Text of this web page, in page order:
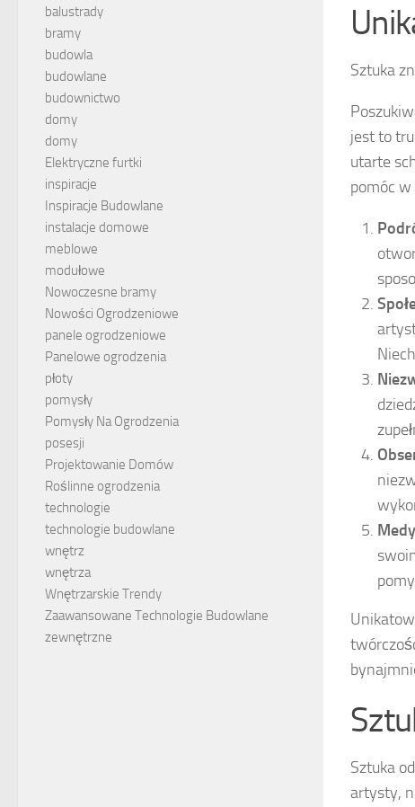
Sztuka
jest to
utarte
pomóc
Sztuka
artysty,
balustrady
bramy
budowla
budowlane
budownictwo
domy
domy
Elektryczne furtki
inspiracje
Inspiracje Budowlane
instalacje domowe
meblowe
modułowe
Nowoczesne bramy
Nowości Ogrodzeniowe
panele ogrodzeniowe
Panelowe ogrodzenia
płoty
pomysły
Pomysły Na Ogrodzenia
posesji
Projektowanie Domów
Roślinne ogrodzenia
technologie
technologie budowlane
wnętrz
wnętrza
Wnętrzarskie Trendy
Zaawansowane Technologie Budowlane
zewnętrzne